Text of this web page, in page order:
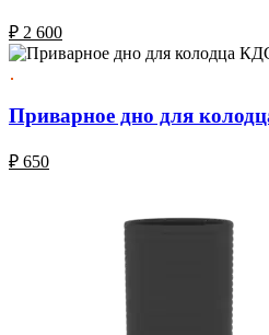
₽ 2 600
Приварное дно для
₽ 650